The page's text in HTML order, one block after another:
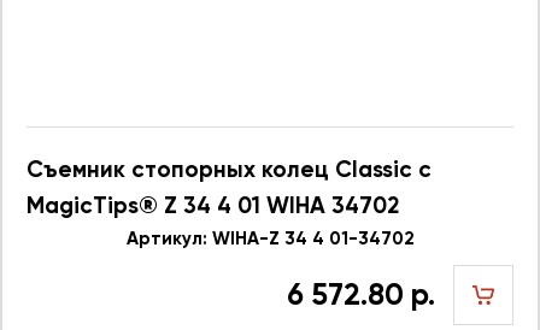
Съемник стопорных колец Classic с
MagicTips® Z 34 4 01 WIHA 34702
Артикул: WIHA-Z 34 4 01-34702
6 572.80 р.